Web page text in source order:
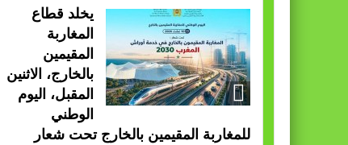
يخلد قطاع
المغاربة
المقيمين
بالخارج، الاثنين
المقبل، اليوم
الوطني
للمغاربة المقيمين بالخارج تحت شعار